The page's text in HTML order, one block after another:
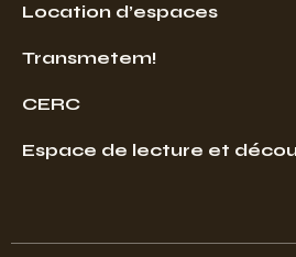
Location d’espaces
Transmetem!
CERC
Espace de lecture et